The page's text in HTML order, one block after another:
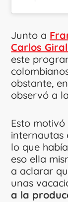
Junto a
Carlos
este
obstante,
observó a
Esto
internautas
lo que
eso ella
a aclarar
unas
a la